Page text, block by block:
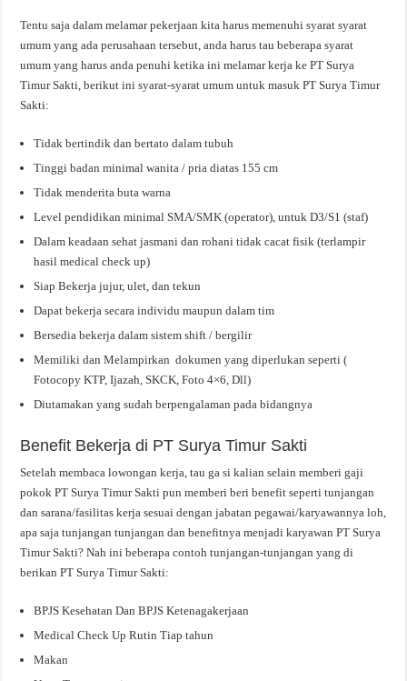
Tentu saja dalam melamar pekerjaan kita harus memenuhi syarat syarat
umum yang ada perusahaan tersebut, anda harus tau beberapa syarat
umum yang harus anda penuhi ketika ini melamar kerja ke PT Surya
Timur Sakti, berikut ini syarat-syarat umum untuk masuk PT Surya Timur
Sakti:
Tidak bertindik dan bertato dalam tubuh
Tinggi badan minimal wanita / pria diatas 155 cm
Tidak menderita buta warna
Level pendidikan minimal SMA/SMK (operator), untuk D3/S1 (staf)
Dalam keadaan sehat jasmani dan rohani tidak cacat fisik (terlampir
hasil medical check up)
Siap Bekerja jujur, ulet, dan tekun
Dapat bekerja secara individu maupun dalam tim
Bersedia bekerja dalam sistem shift / bergilir
Memiliki dan Melampirkan dokumen yang diperlukan seperti (
Fotocopy KTP, Ijazah, SKCK, Foto 4×6, Dll)
Diutamakan yang sudah berpengalaman pada bidangnya
Benefit Bekerja di PT Surya Timur Sakti
Setelah membaca lowongan kerja, tau ga si kalian selain memberi gaji
pokok PT Surya Timur Sakti pun memberi beri benefit seperti tunjangan
dan sarana/fasilitas kerja sesuai dengan jabatan pegawai/karyawannya loh,
apa saja tunjangan tunjangan dan benefitnya menjadi karyawan PT Surya
Timur Sakti? Nah ini beberapa contoh tunjangan-tunjangan yang di
berikan PT Surya Timur Sakti:
BPJS Kesehatan Dan BPJS Ketenagakerjaan
Medical Check Up Rutin Tiap tahun
Makan